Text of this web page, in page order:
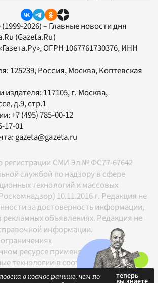
2026) – Главные новости дня
(Gazeta.Ru)
, ОГРН 1067761730376, ИНН
125239, Россия, Москва, Коптевская
издателя: 117105, г. Москва,
д.9, стр.1
+7 (495) 785-00-12
17-01
gazeta@gazeta.ru
регистрации СМИ Эл № ФС77-67642
службой по надзору в сфере
технологий и массовых
10.11.2016 г. Редакция не
за достоверность информации,
объявлениях. Редакция не
информации.
ресурсе применяются
технологии в соответствии с
в космос раньше, чем по